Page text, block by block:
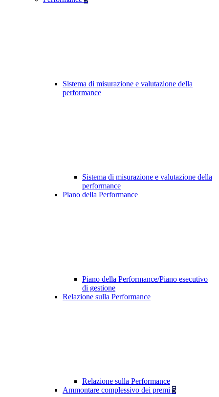
Sistema di misurazione e valutazione della
performance
Sistema di misurazione e valutazione della
performance
Piano della Performance
Piano della Performance/Piano esecutivo
di gestione
Relazione sulla Performance
Relazione sulla Performance
Ammontare complessivo dei premi 5